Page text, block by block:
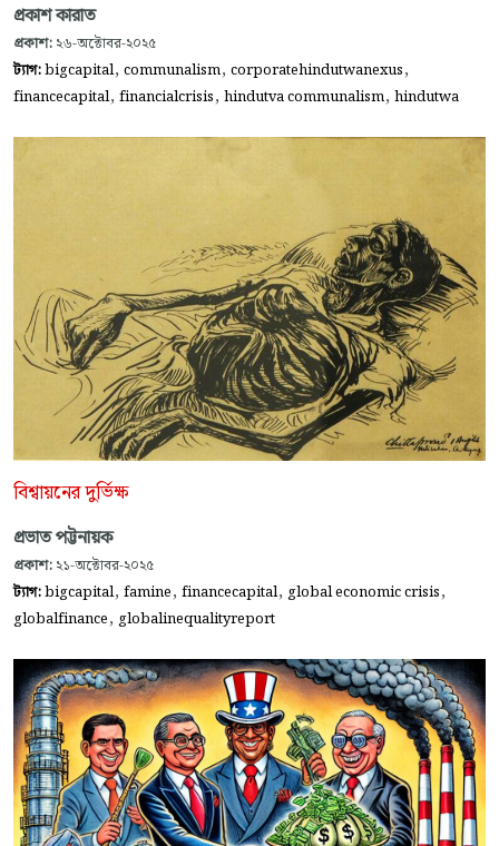
প্রকাশ কারাত
প্রকাশ: ২৬-অক্টোবর-২০২৫
ট্যাগ:bigcapital, communalism, corporatehindutwanexus,
financecapital, financialcrisis, hindutva communalism, hindutwa
বিশ্বায়নের দুর্ভিক্ষ
প্রভাত পট্টনায়ক
প্রকাশ: ২১-অক্টোবর-২০২৫
ট্যাগ:bigcapital, famine, financecapital, global economic crisis,
globalfinance, globalinequalityreport